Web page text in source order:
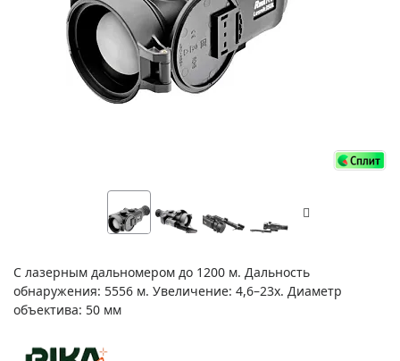
С лазерным дальномером до 1200 м. Дальность
обнаружения: 5556 м. Увеличение: 4,6–23х. Диаметр
объектива: 50 мм